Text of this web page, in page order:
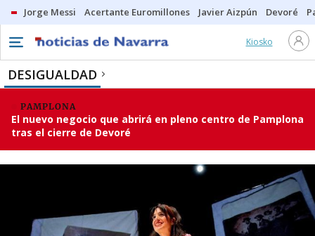
Jorge Messi Acertante Euromillones Javier Aizpún Devoré
Kiosko
DESIGUALDAD
PAMPLONA
El nuevo negocio que abrirá en pleno centro de Pamplona
tras el cierre de Devoré